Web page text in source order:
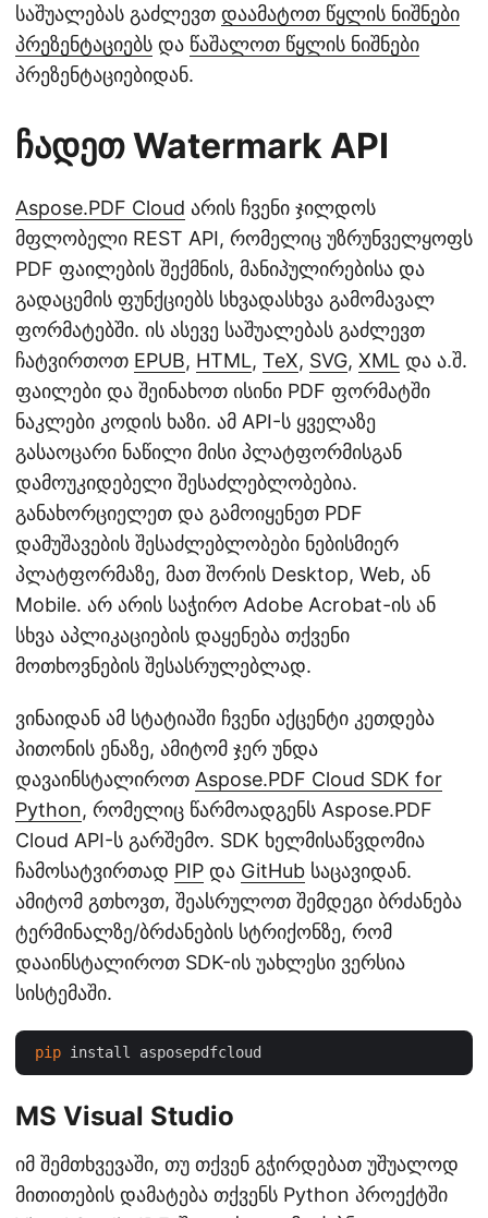
საშუალებას გაძლევთ დაამატოთ წყლის ნიშნები
პრეზენტაციებს და წაშალოთ წყლის ნიშნები
პრეზენტაციებიდან.
ჩადეთ Watermark API
Aspose.PDF Cloud არის ჩვენი ჯილდოს
მფლობელი REST API, რომელიც უზრუნველყოფს
PDF ფაილების შექმნის, მანიპულირებისა და
გადაცემის ფუნქციებს სხვადასხვა გამომავალ
ფორმატებში. ის ასევე საშუალებას გაძლევთ
ჩატვირთოთ EPUB, HTML, TeX, SVG, XML და ა.შ.
ფაილები და შეინახოთ ისინი PDF ფორმატში
ნაკლები კოდის ხაზი. ამ API-ს ყველაზე
გასაოცარი ნაწილი მისი პლატფორმისგან
დამოუკიდებელი შესაძლებლობებია.
განახორციელეთ და გამოიყენეთ PDF
დამუშავების შესაძლებლობები ნებისმიერ
პლატფორმაზე, მათ შორის Desktop, Web, ან
Mobile. არ არის საჭირო Adobe Acrobat-ის ან
სხვა აპლიკაციების დაყენება თქვენი
მოთხოვნების შესასრულებლად.
ვინაიდან ამ სტატიაში ჩვენი აქცენტი კეთდება
პითონის ენაზე, ამიტომ ჯერ უნდა
დავაინსტალიროთ Aspose.PDF Cloud SDK for
Python, რომელიც წარმოადგენს Aspose.PDF
Cloud API-ს გარშემო. SDK ხელმისაწვდომია
ჩამოსატვირთად PIP და GitHub საცავიდან.
ამიტომ გთხოვთ, შეასრულოთ შემდეგი ბრძანება
ტერმინალზე/ბრძანების სტრიქონზე, რომ
დააინსტალიროთ SDK-ის უახლესი ვერსია
სისტემაში.
pip
MS Visual Studio
იმ შემთხვევაში, თუ თქვენ გჭირდებათ უშუალოდ
მითითების დამატება თქვენს Python პროექტში